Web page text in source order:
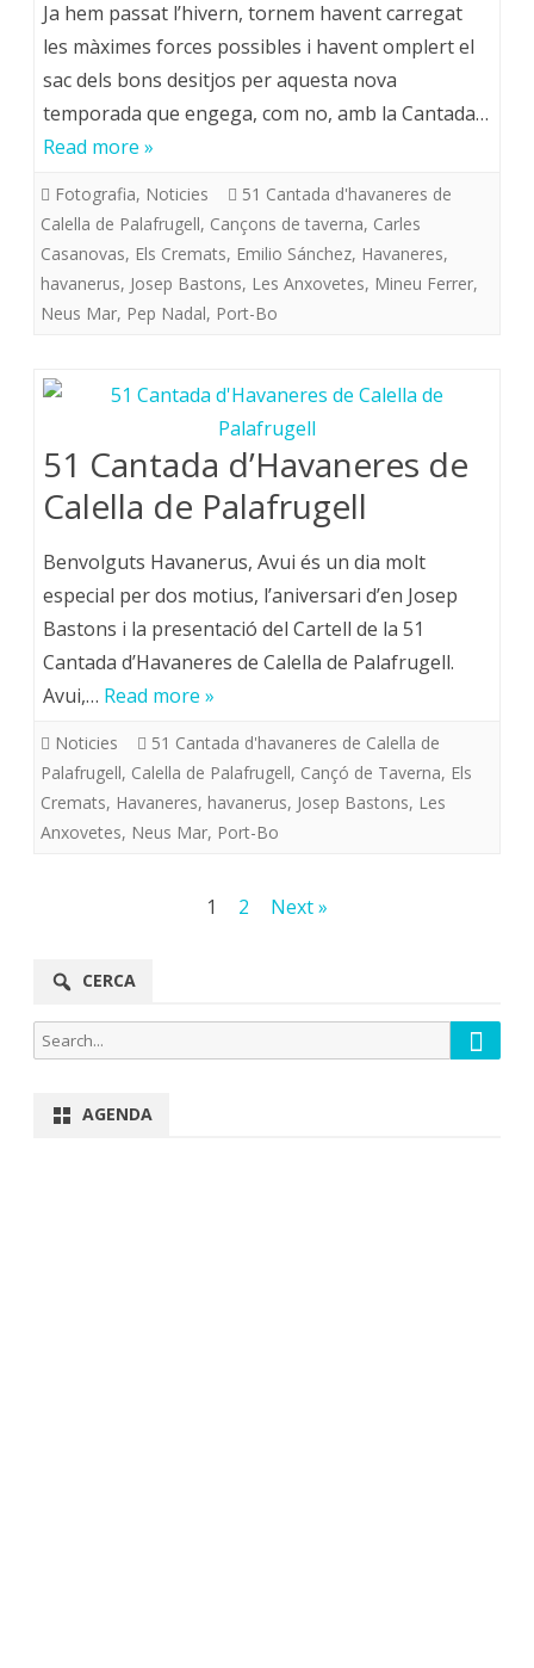
Ja hem passat l’hivern, tornem havent carregat
les màximes forces possibles i havent omplert el
sac dels bons desitjos per aquesta nova
temporada que engega, com no, amb la Cantada…
Read more »
Fotografia, Noticies
51 Cantada d'havaneres de
Calella de Palafrugell, Cançons de taverna, Carles
Casanovas, Els Cremats, Emilio Sánchez, Havaneres,
havanerus, Josep Bastons, Les Anxovetes, Mineu Ferrer,
Neus Mar, Pep Nadal, Port-Bo
51 Cantada d’Havaneres de
Calella de Palafrugell
Benvolguts Havanerus, Avui és un dia molt
especial per dos motius, l’aniversari d’en Josep
Bastons i la presentació del Cartell de la 51
Cantada d’Havaneres de Calella de Palafrugell.
Avui,… Read more »
Noticies
51 Cantada d'havaneres de Calella de
Palafrugell, Calella de Palafrugell, Cançó de Taverna, Els
Cremats, Havaneres, havanerus, Josep Bastons, Les
Anxovetes, Neus Mar, Port-Bo
1 2 Next »
CERCA
Search
for:
Search
AGENDA